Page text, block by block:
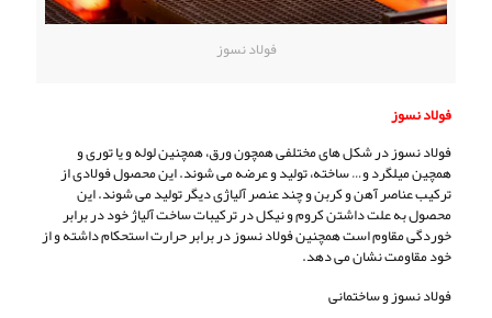
فولاد نسوز
فولاد نسوز
فولاد نسوز در شکل های مختلفی همچون ورق، همچنین لوله و یا توری و
همچین میلگرد و… ساخته، تولید و عرضه می شوند. این محصول فولادی از
ترکیب عناصر آهن و کربن و چند عنصر آلیاژی دیگر تولید می شوند. این
محصول به علت داشتن کروم و نیکل در ترکیبات ساخت آلیاژ خود در برابر
خوردگی مقاوم است همچنین فولاد نسوز در برابر حرارت استحکام داشته و از
خود مقاومت نشان می دهد.
فولاد نسوز و ساختمانی